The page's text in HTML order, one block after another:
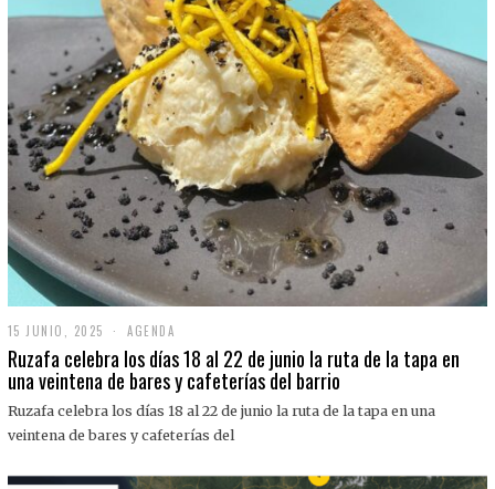
15 JUNIO, 2025
J
U
I
O
0
AGENDA
Ruzafa celebra los días 18 al 22 de junio la ruta de la tapa en
una veintena de bares y cafeterías del barrio
Ruzafa celebra los días 18 al 22 de junio la ruta de la tapa en una
veintena de bares y cafeterías del